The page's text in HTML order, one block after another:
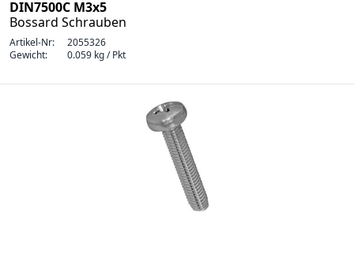
DIN7500C M3x5
Bossard Schrauben
Artikel-Nr:
2055326
Gewicht:
0.059 kg / Pkt